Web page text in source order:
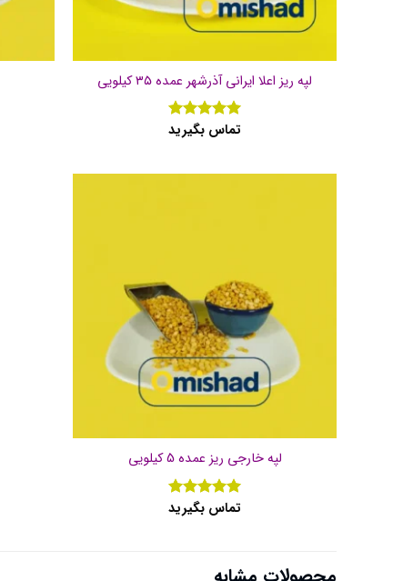
لپه ریز اعلا ایرانی آذرشهر عمده ۳۵ کیلویی
نمره 5از
تماس بگیرید
لپه خارجی ریز عمده 5 کیلویی
نمره 5از
تماس بگیرید